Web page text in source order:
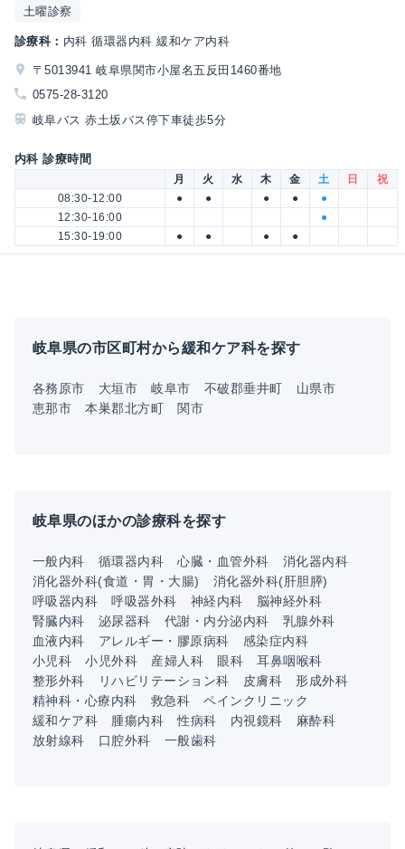
土曜診察
診療科： 内科 循環器内科 緩和ケア内科
〒5013941 岐阜県関市小屋名五反田1460番地
0575-28-3120
岐阜バス 赤土坂バス停下車徒歩5分
内科 診療時間
月 火 水 木 金 土 日
祝
08:30-12:00
● ● ● ●
●
12:30-16:00
●
15:30-19:00
● ● ● ●
岐阜県の市区町村から緩和ケア科を探す
各務原市 大垣市 岐阜市 不破郡垂井町
山県市
恵那市
本巣郡北方町 関市
岐阜県のほかの診療科を探す
一般内科 循環器内科 心臓・血管外科
消化器内科
消化器外科(食道・胃・大腸)
消化器外科(肝胆膵)
呼吸器内科
呼吸器外科 神経内科
脳神経外科
腎臓内科
泌尿器科 代謝・内分泌内科
乳腺外科
血液内科
アレルギー・膠原病科
感染症内科
小児科
小児外科 産婦人科 眼科
耳鼻咽喉科
整形外科
リハビリテーション科 皮膚科
形成外科
精神科・心療内科
救急科
ペインクリニック
緩和ケア科
腫瘍内科 性病科 内視鏡科
麻酔科
放射線科
口腔外科 一般歯科